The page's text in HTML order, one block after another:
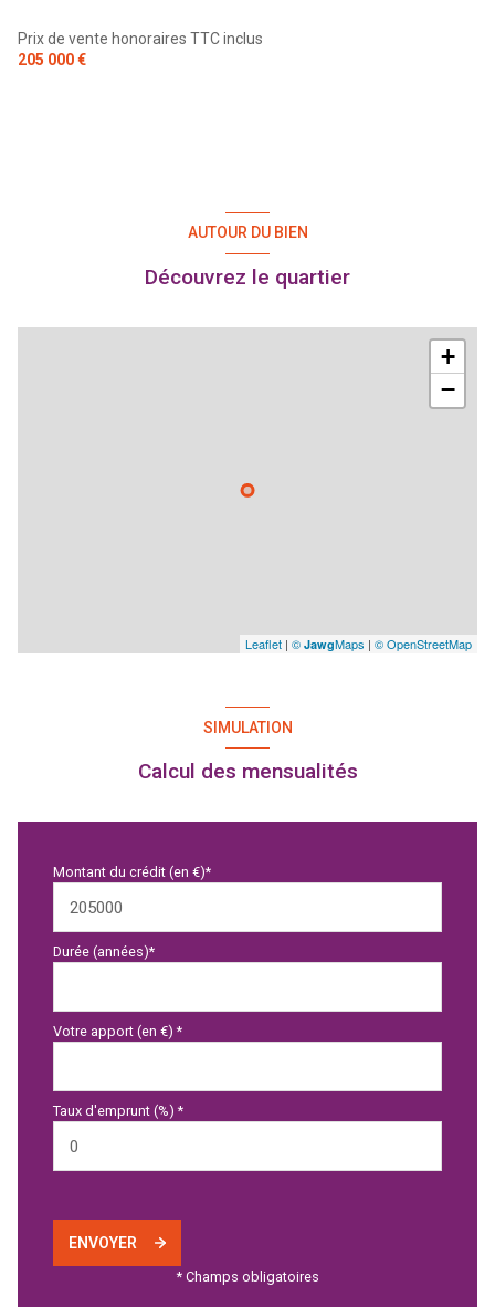
Prix de vente honoraires TTC inclus
205 000 €
AUTOUR DU BIEN
Découvrez le quartier
+
−
Leaflet | © JawgMaps | © OpenStreetMap
SIMULATION
Calcul des mensualités
Montant du crédit (en €)*
Durée (années)*
Votre apport (en €) *
Taux d'emprunt (%) *
ENVOYER
* Champs obligatoires